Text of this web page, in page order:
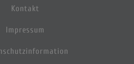
Kontakt
Impressum